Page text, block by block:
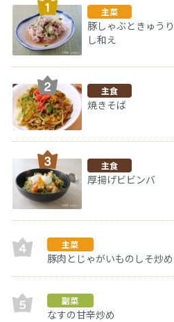
主菜
豚しゃぶときゅう
し和え
主食
焼きそば
主食
厚揚げビビンバ
主菜
豚肉とじゃがいものしそ炒め
副菜
なすの甘辛炒め